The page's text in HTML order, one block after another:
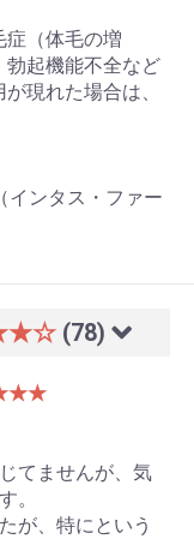
症（体毛の増
勃起機能不全など
現れた場合は、
インタス・ファー
(78)
てませんが、気
。
が、特にという